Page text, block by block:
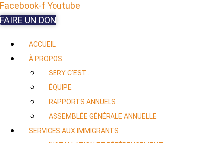
Facebook-fYoutube
FAIRE UN DON
ACCUEIL
À PROPOS
SERY C’EST…
ÉQUIPE
RAPPORTS ANNUELS
ASSEMBLÉE GÉNÉRALE ANNUELLE
SERVICES AUX IMMIGRANTS